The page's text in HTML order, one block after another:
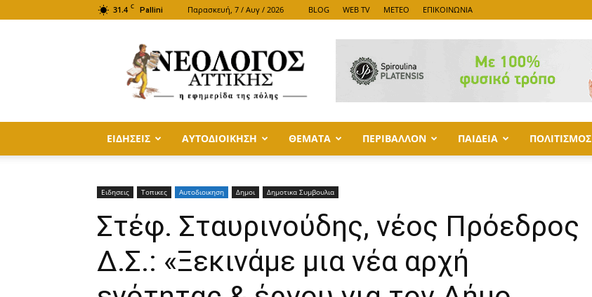
31.4 C Pallini Παρασκευή, 7 / Αυγ / 2026 BLOG WEB TV METEO ΕΠΙΚΟΙΝΩΝΙΑ
ΑΤΤΙΚΗΣ
ΕΙΔΗΣΕΙΣ ΑΥΤΟΔΙΟΙΚΗΣΗ ΘΕΜΑΤΑ ΠΕΡΙΒΑΛΛΟΝ ΠΑΙΔΕΙΑ ΠΟΛΙΤΙΣΜΟΣ
Ειδησεις Τοπικες Αυτοδιοικηση Δημοι Δημοτικα Συμβουλια
Στέφ. Σταυρινούδης, νέος Πρόεδρος
Δ.Σ.: «Ξεκινάμε μια νέα αρχή